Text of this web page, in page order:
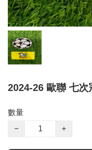
2024-26 歐聯 七次
數量
−
+